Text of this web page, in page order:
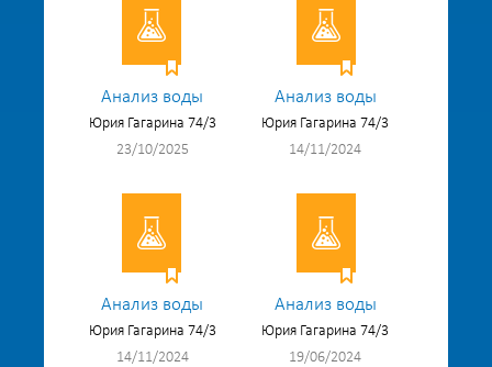
Анализ воды
Юрия Гагарина 74/3
23/10/2025
Анализ воды
Юрия Гагарина 74/3
14/11/2024
Анализ воды
Юрия Гагарина 74/3
14/11/2024
Анализ воды
Юрия Гагарина 74/3
19/06/2024